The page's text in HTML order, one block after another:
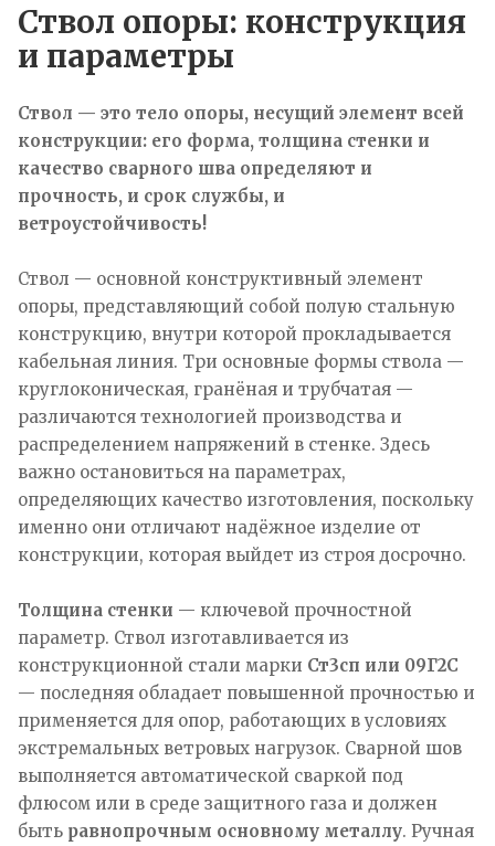
Ствол опоры: конструкция
и параметры
Ствол — это тело опоры, несущий элемент всей
конструкции: его форма, толщина стенки и
качество сварного шва определяют и
прочность, и срок службы, и
ветроустойчивость!
Ствол — основной конструктивный элемент
опоры, представляющий собой полую стальную
конструкцию, внутри которой прокладывается
кабельная линия. Три основные формы ствола —
круглоконическая, гранёная и трубчатая —
различаются технологией производства и
распределением напряжений в стенке. Здесь
важно остановиться на параметрах,
определяющих качество изготовления, поскольку
именно они отличают надёжное изделие от
конструкции, которая выйдет из строя досрочно.
Толщина стенки — ключевой прочностной
параметр. Ствол изготавливается из
конструкционной стали марки Ст3сп или 09Г2С
— последняя обладает повышенной прочностью и
применяется для опор, работающих в условиях
экстремальных ветровых нагрузок. Сварной шов
выполняется автоматической сваркой под
флюсом или в среде защитного газа и должен
быть равнопрочным основному металлу. Ручная